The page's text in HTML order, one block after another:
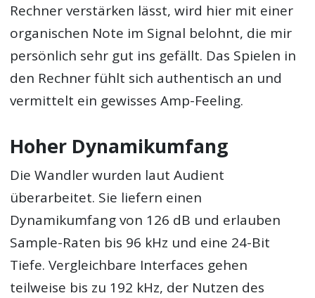
Rechner verstärken lässt, wird hier mit einer
organischen Note im Signal belohnt, die mir
persönlich sehr gut ins gefällt. Das Spielen in
den Rechner fühlt sich authentisch an und
vermittelt ein gewisses Amp-Feeling.
Hoher Dynamikumfang
Die Wandler wurden laut Audient
überarbeitet. Sie liefern einen
Dynamikumfang von 126 dB und erlauben
Sample-Raten bis 96 kHz und eine 24-Bit
Tiefe. Vergleichbare Interfaces gehen
teilweise bis zu 192 kHz, der Nutzen des